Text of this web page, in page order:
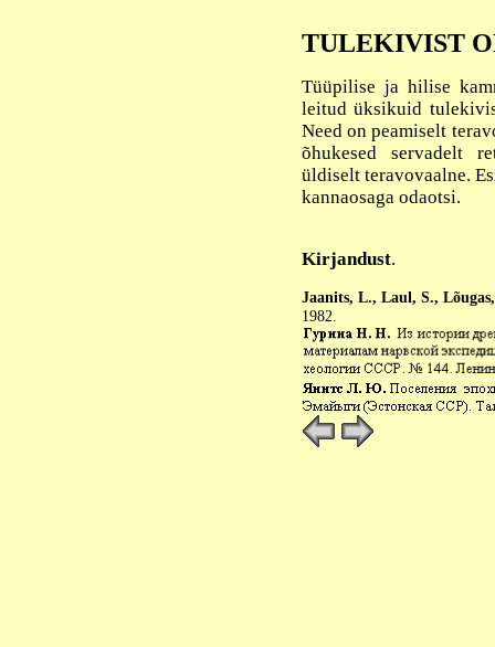
TULEKIVIST
Tüüpilise ja hilise
leitud üksikuid
Need on peamiselt
õhukesed servadelt
üldiselt teravovaalne.
kannaosaga odaotsi.
Kirjandust.
Jaanits, L., Laul, S.,
1982.